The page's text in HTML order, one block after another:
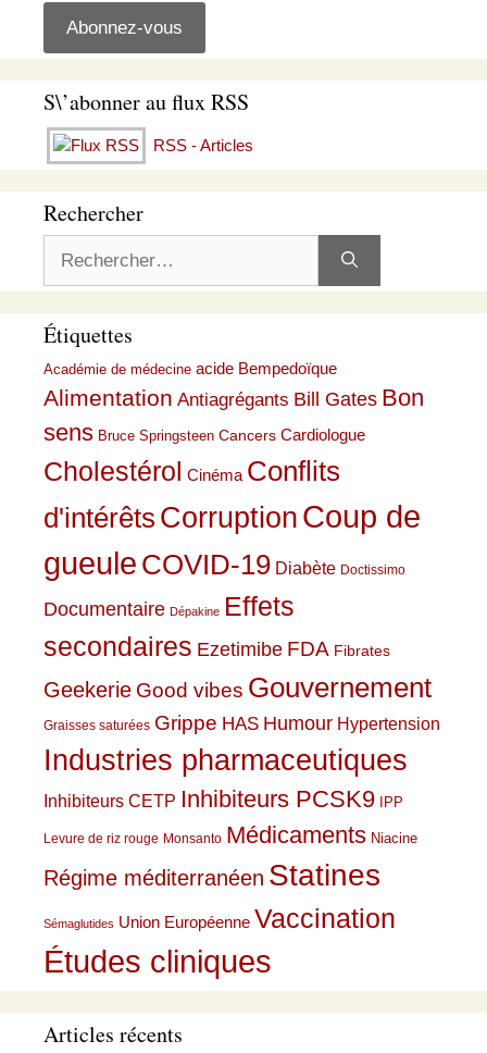
S\’abonner au flux RSS
RSS - Articles
Rechercher
Étiquettes
Académie de médecine acide Bempedoïque
Alimentation Antiagrégants Bill Gates Bon
sens Bruce Springsteen Cancers Cardiologue
Cholestérol Cinéma Conflits
d'intérêts CorruptionCoup de
gueule COVID-19 Diabète Doctissimo
Documentaire Dépakine Effets
secondaires Ezetimibe FDA Fibrates
Geekerie Good vibes Gouvernement
Graisses saturées Grippe HAS Humour Hypertension
Industries pharmaceutiques
Inhibiteurs CETP Inhibiteurs PCSK9 IPP
Levure de riz rouge Monsanto Médicaments Niacine
Régime méditerranéen Statines
Sémaglutides Union Européenne Vaccination
Études cliniques
Articles récents